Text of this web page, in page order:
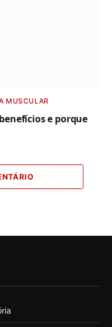
MUSCULAR
e porque